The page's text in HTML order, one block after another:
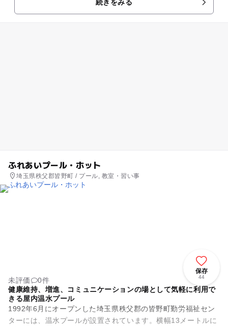
続きをみる
ふれあいプール・ホット
埼玉県秩父郡皆野町 / プール, 教室・習い事
保存
44
未評価
0件
健康維持、増進、コミュニケーションの場として気軽に利用で
きる屋内温水プール
1992年6月にオープンした埼玉県秩父郡の皆野町勤労福祉セン
ターには、温水プールが設置されています。横幅13メートルに